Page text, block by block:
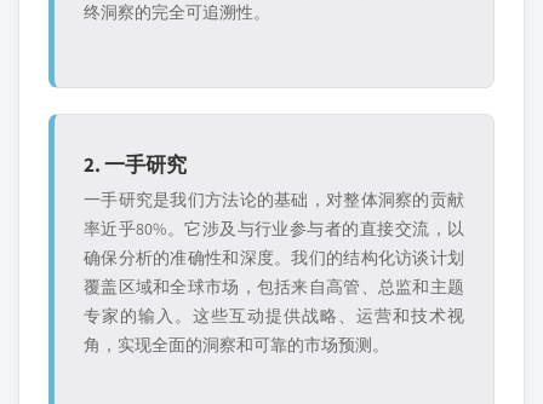
终洞察的完全可追溯性。
2. 一手研究
一手研究是我们方法论的基础，对整体洞察的贡献
率近乎80%。它涉及与行业参与者的直接交流，以
确保分析的准确性和深度。我们的结构化访谈计划
覆盖区域和全球市场，包括来自高管、总监和主题
专家的输入。这些互动提供战略、运营和技术视
角，实现全面的洞察和可靠的市场预测。